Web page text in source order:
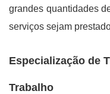
grandes quantidades
serviços sejam
Especialização de
Trabalho